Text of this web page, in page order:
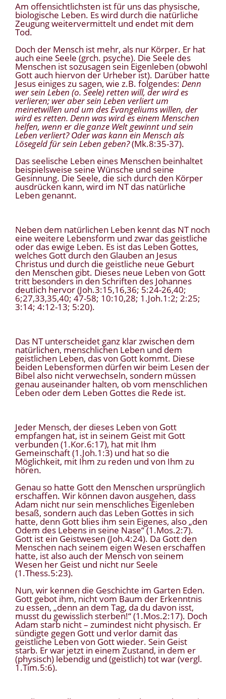
Am offensichtlichsten ist für uns das physische,
biologische Leben. Es wird durch die natürliche
Zeugung weitervermittelt und endet mit dem
Tod.
Doch der Mensch ist mehr, als nur Körper. Er hat
auch eine Seele (grch. psyche). Die Seele des
Menschen ist sozusagen sein Eigenleben (obwohl
Gott auch hiervon der Urheber ist). Darüber hatte
Jesus einiges zu sagen, wie z.B. folgendes: Denn
wer sein Leben (o. Seele) retten will, der wird es
verlieren; wer aber sein Leben verliert um
meinetwillen und um des Evangeliums willen, der
wird es retten. Denn was wird es einem Menschen
helfen, wenn er die ganze Welt gewinnt und sein
Leben verliert? Oder was kann ein Mensch als
Lösegeld für sein Leben geben?(Mk.8:35-37).
Das seelische Leben eines Menschen beinhaltet
beispielsweise seine Wünsche und seine
Gesinnung. Die Seele, die sich durch den Körper
ausdrücken kann, wird im NT das natürliche
Leben genannt.
Neben dem natürlichen Leben kennt das NT noch
eine weitere Lebensform und zwar das geistliche
oder das ewige Leben. Es ist das Leben Gottes,
welches Gott durch den Glauben an Jesus
Christus und durch die geistliche neue Geburt
den Menschen gibt. Dieses neue Leben von Gott
tritt besonders in den Schriften des Johannes
deutlich hervor (Joh.3:15,16,36; 5:24-26,40;
6;27,33,35,40; 47-58; 10:10,28; 1.Joh.1:2; 2:25;
3:14; 4:12-13; 5:20).
Das NT unterscheidet ganz klar zwischen dem
natürlichen, menschlichen Leben und dem
geistlichen Leben, das von Gott kommt. Diese
beiden Lebensformen dürfen wir beim Lesen der
Bibel also nicht verwechseln, sondern müssen
genau auseinander halten, ob vom menschlichen
Leben oder dem Leben Gottes die Rede ist.
Jeder Mensch, der dieses Leben von Gott
empfangen hat, ist in seinem Geist mit Gott
verbunden (1.Kor.6:17), hat mit Ihm
Gemeinschaft (1.Joh.1:3) und hat so die
Möglichkeit, mit Ihm zu reden und von Ihm zu
hören.
Genau so hatte Gott den Menschen ursprünglich
erschaffen. Wir können davon ausgehen, dass
Adam nicht nur sein menschliches Eigenleben
besaß, sondern auch das Leben Gottes in sich
hatte, denn Gott blies ihm sein Eigenes, also „den
Odem des Lebens in seine Nase“ (1.Mos.2:7).
Gott ist ein Geistwesen (Joh.4:24). Da Gott den
Menschen nach seinem eigen Wesen erschaffen
hatte, ist also auch der Mensch von seinem
Wesen her Geist und nicht nur Seele
(1.Thess.5:23).
Nun, wir kennen die Geschichte im Garten Eden.
Gott gebot ihm, nicht vom Baum der Erkenntnis
zu essen, „denn an dem Tag, da du davon isst,
musst du gewisslich sterben!“ (1.Mos.2:17). Doch
Adam starb nicht – zumindest nicht physisch. Er
sündigte gegen Gott und verlor damit das
geistliche Leben von Gott wieder. Sein Geist
starb. Er war jetzt in einem Zustand, in dem er
(physisch) lebendig und (geistlich) tot war (vergl.
1.Tim.5:6).